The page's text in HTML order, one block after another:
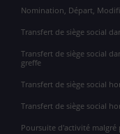
Nomination, Départ,
Transfert de siège social
Transfert de siège social
greffe
Transfert de siège social
Transfert de siège social
Poursuite d'activité malgré